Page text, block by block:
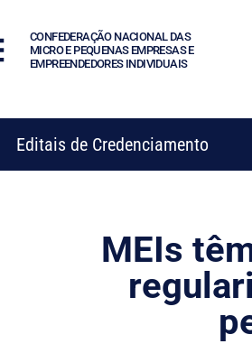
CONFEDERAÇÃO NACIONAL DAS
MICRO E PEQUENAS EMPRESAS E
EMPREENDEDORES INDIVIDUAIS
Editais de Credenciamento
MEIs